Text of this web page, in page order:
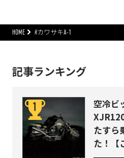
HOME #カワサキA-1
記事ランキング
空冷ビ
たすら
た！【